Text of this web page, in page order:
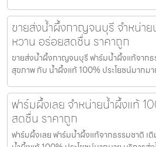
ขายส่งน้ำผึ้งกาญจนบุรี จำหน่า
หวาน อร่อยสดชื่น ราคาถูก
ขายส่งน้ำผึ้งกาญจนบุรี ฟาร์มน้ำผึ้งแท้จากธ
สุขภาพ กับ น้ำผึ้งแท้ 100% ประโยชน์มากมา
ฟาร์มผึ้งเลย จำหน่ายน้ำผึ้งแท้
สดชื่น ราคาถูก
ฟาร์มผึ้งเลย ฟาร์มน้ำผึ้งแท้จากธรรมชาติ เ